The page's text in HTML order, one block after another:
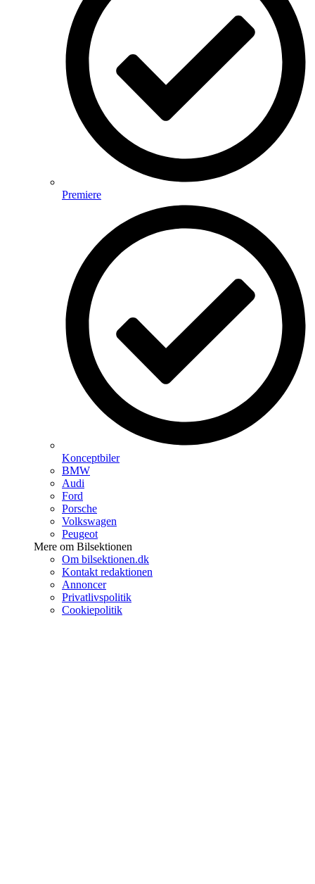
Premiere
Konceptbiler
BMW
Audi
Ford
Porsche
Volkswagen
Peugeot
Mere om Bilsektionen
Om bilsektionen.dk
Kontakt redaktionen
Annoncer
Privatlivspolitik
Cookiepolitik